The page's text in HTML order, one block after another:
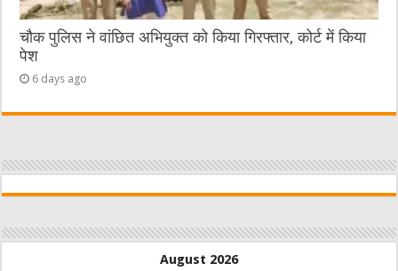
चौक पुलिस ने वांछित अभियुक्त को किया गिरफ्तार, कोर्ट में किया
पेश
6 days ago
August 2026